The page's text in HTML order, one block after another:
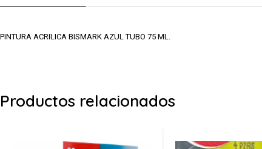
PINTURA ACRILICA BISMARK AZUL TUBO 75 ML.
Productos relacionados